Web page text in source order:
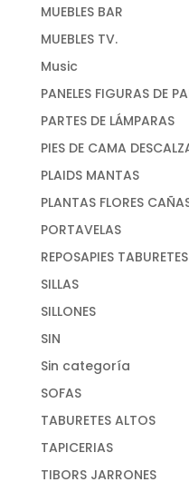
MUEBLES BAR
MUEBLES TV.
Music
PANELES FIGURAS DE
PARTES DE LÁMPARAS
PIES DE CAMA
PLAIDS MANTAS
PLANTAS FLORES
PORTAVELAS
REPOSAPIES TABURETES
SILLAS
SILLONES
SIN
Sin categoría
SOFAS
TABURETES ALTOS
TAPICERIAS
TIBORS JARRONES